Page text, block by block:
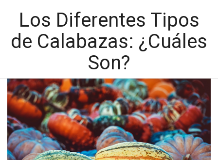
Los Diferentes Tipos
de Calabazas: ¿Cuáles
Son?